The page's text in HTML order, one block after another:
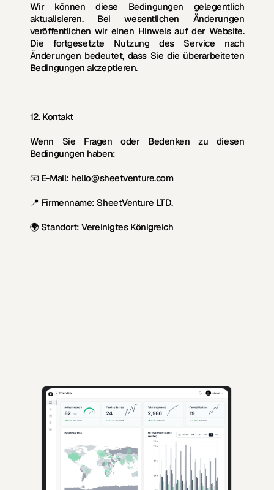
Wir können diese Bedingungen gelegentlich
aktualisieren. Bei wesentlichen Änderungen
veröffentlichen wir einen Hinweis auf der Website.
Die fortgesetzte Nutzung des Service nach
Änderungen bedeutet, dass Sie die überarbeiteten
Bedingungen akzeptieren.
12. Kontakt
Wenn Sie Fragen oder Bedenken zu diesen
Bedingungen haben:
📧 E-Mail: hello@sheetventure.com
📍 Firmenname: SheetVenture LTD.
🌍 Standort: Vereinigtes Königreich
KI-gestützte Erkenntnisse für Gründer, die Kapital einwerben, und
Investoren, die hochwertige Deals suchen.